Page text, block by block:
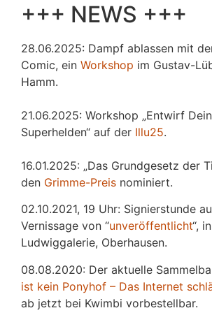
+++ NEWS +++
28.06.2025: Dampf ablassen mit
Comic, ein Workshop im Gustav-
Hamm.
21.06.2025: Workshop „Entwirf
Superhelden“ auf der Illu25.
16.01.2025: „Das Grundgesetz der
den Grimme-Preis nominiert.
02.10.2021, 19 Uhr: Signierstunde
Vernissage von “unveröffentlicht“,
Ludwiggalerie, Oberhausen.
08.08.2020: Der aktuelle
ist kein Ponyhof – Das Internet
ab jetzt bei Kwimbi vorbestellbar.